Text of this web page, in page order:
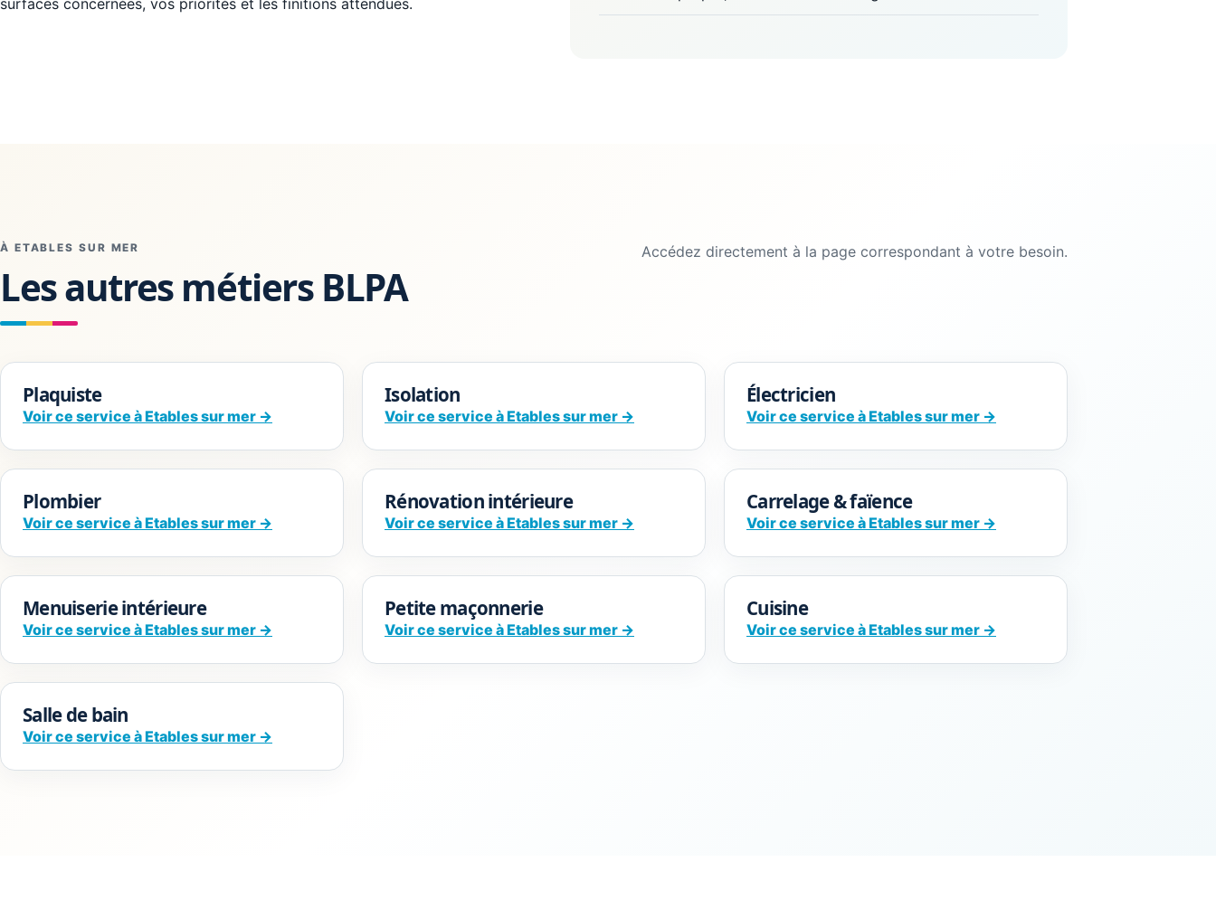
À ETABLES SUR MER
Les autres métiers BLPA
Accédez directement à la page correspondant à votre besoin.
Plaquiste
Voir ce service à Etables sur mer →
Isolation
Voir ce service à Etables sur mer →
Électricien
Voir ce service à Etables sur mer →
Plombier
Voir ce service à Etables sur mer →
Rénovation intérieure
Voir ce service à Etables sur mer →
Carrelage & faïence
Voir ce service à Etables sur mer →
Menuiserie intérieure
Voir ce service à Etables sur mer →
Petite maçonnerie
Voir ce service à Etables sur mer →
Cuisine
Voir ce service à Etables sur mer →
Salle de bain
Voir ce service à Etables sur mer →